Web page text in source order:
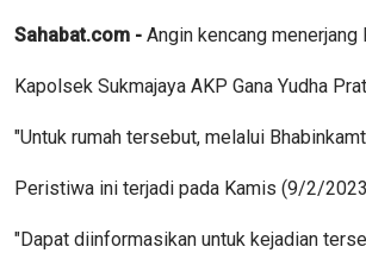
Sahabat.com - Angin kencang
Kapolsek Sukmajaya AKP Gana Yudha
"Untuk rumah tersebut, melalui
Peristiwa ini terjadi pada Kamis (9/2/
"Dapat diinformasikan untuk kejadian